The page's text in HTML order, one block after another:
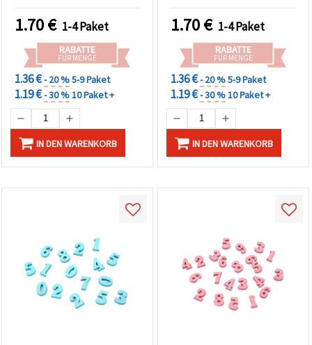
Scrapbooking,
Kartenbasteln & DIY-
Projekte
1.70€ 1-4 Paket
RABATTE
FÜR MENGE
1.36 €- 20 %5-9 Paket
1.19 €- 30 %10 Paket +
IN DEN WARENKORB
Scrapbooking,
personalisierte
Beschriftungen & DIY-
Projekte
1.70€ 1-4 Paket
RABATTE
FÜR MENGE
1.36 €- 20 %5-9 Paket
1.19 €- 30 %10 Paket +
IN DEN WARENKORB